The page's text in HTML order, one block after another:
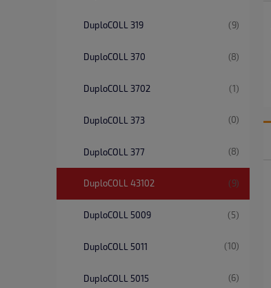
DuploCOLL 319 (9)
DuploCOLL 370 (8)
DuploCOLL 3702 (1)
DuploCOLL 373 (0)
DuploCOLL 377 (8)
DuploCOLL 43102 (9)
DuploCOLL 5009 (5)
DuploCOLL 5011 (10)
DuploCOLL 5015 (6)